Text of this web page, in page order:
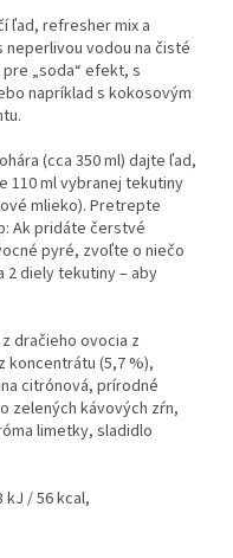
ľad, refresher mix a
vodou na čisté
„soda“ efekt, s
napríklad s kokosovým
(cca 350 ml) dajte ľad,
110 ml vybranej tekutiny
mlieko). Pretrepte
Ak pridáte čerstvé
pyré, zvoľte o niečo
2 diely tekutiny – aby
dračieho ovocia z
koncentrátu (5,7 %),
citrónová, prírodné
zelených kávových zŕn,
limetky, sladidlo
kJ / 56 kcal,